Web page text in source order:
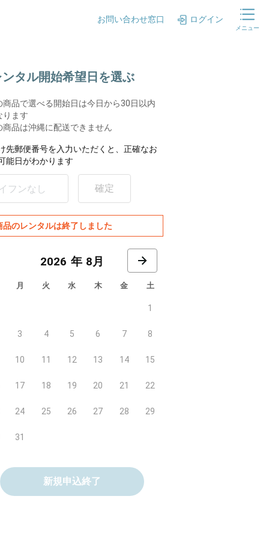
お問い合わせ窓口 ログイン
メニュー
ンタル開始希望日を選ぶ
商品で選べる開始日は今日から30日以内
ります
商品は沖縄に配送できません
先郵便番号を入力いただくと、正確なお
能日がわかります
確定
品のレンタルは終了しました
8月
月 火 水 木 金 土
1
3 4 5 6 7 8
10 11 12 13 14 15
17 18 19 20 21 22
24 25 26 27 28 29
31
新規申込終了